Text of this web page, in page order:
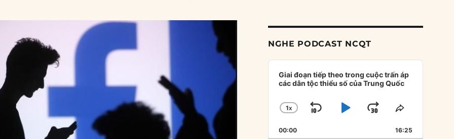
NGHE PODCAST NCQT
Audio
Player
Giai đoạn tiếp theo trong cuộc trấn áp
các dân tộc thiểu số của Trung Quốc
CHANGE
RATE
1X
SKIP
BACKWARD
PLAYJUMP
FORWARD
SHARE
EPISODE
00:00 16:25